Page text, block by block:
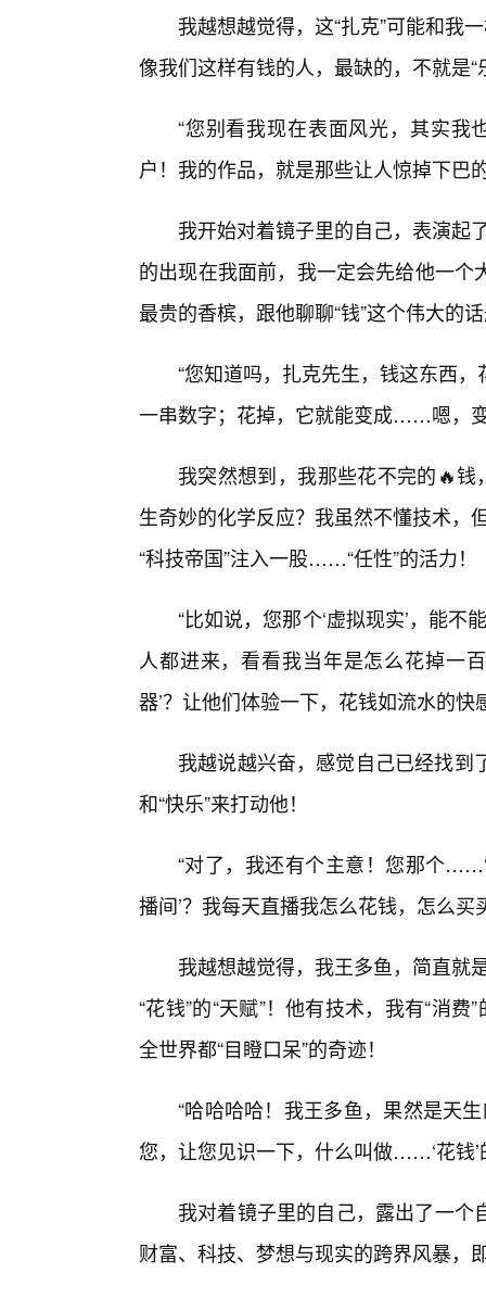
我越想越觉得，这“扎克”可能和我
像我们这样有钱的人，最缺的，不就是“
“您别看我现在表面风光，其实
户！我的作品，就是那些让人惊掉下巴的
我开始对着镜子里的自己，表演起
的出现在我面前，我一定会先给他一
最贵的香槟，跟他聊聊“钱”这个伟大的
“您知道吗，扎克先生，钱这东西
一串数字；花掉，它就能变成……嗯，
我突然想到，我那些花不完的🔥钱
生奇妙的化学反应？我虽然不懂技术，
“科技帝国”注入一股……“任性”的活力！
“比如说，您那个‘虚拟现实’，能
人都进来，看看我当年是怎么花掉一
器’？让他们体验一下，花钱如流水的快
我越说越兴奋，感觉自己已经找到
和“快乐”来打动他！
“对了，我还有个主意！您那个
播间’？我每天直播我怎么花钱，怎么
我越想越觉得，我王多鱼，简直就
“花钱”的“天赋”！他有技术，我有“消
全世界都“目瞪口呆”的奇迹！
“哈哈哈哈！我王多鱼，果然是天
您，让您见识一下，什么叫做……‘花钱
我对着镜子里的自己，露出了一
财富、科技、梦想与现实的跨界风暴，